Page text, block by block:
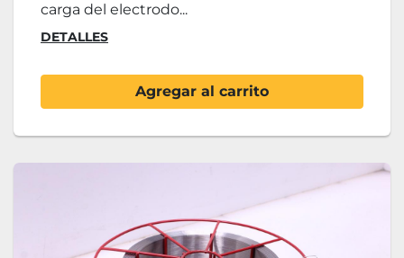
carga del electrodo...
DETALLES
Agregar al carrito